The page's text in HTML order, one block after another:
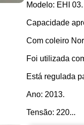
Modelo: EHI 03.
Capacidade
Com coleiro
Foi utilizada
Está regulada
Ano: 2013.
Tensão: 220...